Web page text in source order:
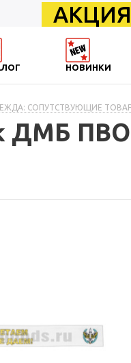
АКЦИЯ
НОВИНКИ
СОПУТСТВУЮЩИЕ
ДМБ ПВО